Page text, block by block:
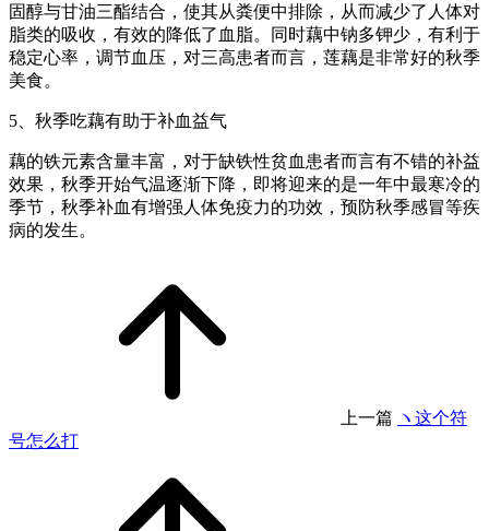
固醇与甘油三酯结合，使其从粪便中排除，从而减少了人体对
脂类的吸收，有效的降低了血脂。同时藕中钠多钾少，有利于
稳定心率，调节血压，对三高患者而言，莲藕是非常好的秋季
美食。
5、秋季吃藕有助于补血益气
藕的铁元素含量丰富，对于缺铁性贫血患者而言有不错的补益
效果，秋季开始气温逐渐下降，即将迎来的是一年中最寒冷的
季节，秋季补血有增强人体免疫力的功效，预防秋季感冒等疾
病的发生。
上一篇 ヽ这个符
号怎么打